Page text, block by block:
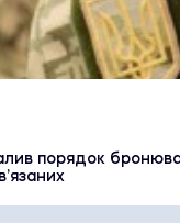
порядок